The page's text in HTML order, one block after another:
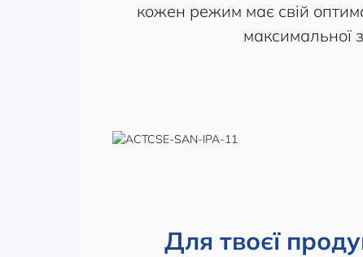
кожен режим має свій
максимальної
Для твоєї